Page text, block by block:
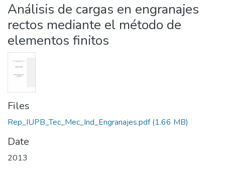
Análisis de cargas en engranajes
rectos mediante el método de
elementos finitos
Files
Rep_IUPB_Tec_Mec_Ind_Engranajes.pdf(1.66 MB)
Date
2013